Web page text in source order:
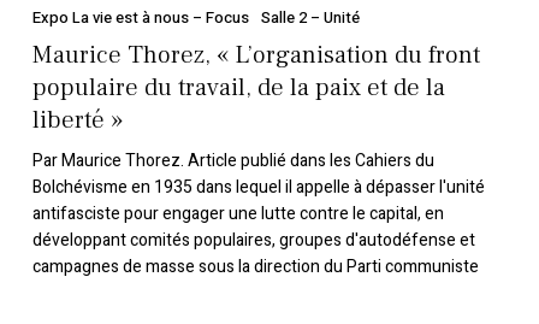
Thorez,
« L’organisation
front
populaire
du
travail,
de
la
paix
Expo La vie est à nous – Focus Salle 2 – Unité
Maurice Thorez, « L’organisation du front
populaire du travail, de la paix et de la
liberté »
Par Maurice Thorez. Article publié dans les Cahiers du
Bolchévisme en 1935 dans lequel il appelle à dépasser l'unité
antifasciste pour engager une lutte contre le capital, en
développant comités populaires, groupes d'autodéfense et
campagnes de masse sous la direction du Parti communiste